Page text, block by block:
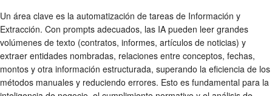
Un área clave es la automatización de tareas de Información y
Extracción. Con prompts adecuados, las IA pueden leer grandes
volúmenes de texto (contratos, informes, artículos de noticias) y
extraer entidades nombradas, relaciones entre conceptos, fechas,
montos y otra información estructurada, superando la eficiencia de los
métodos manuales y reduciendo errores. Esto es fundamental para la